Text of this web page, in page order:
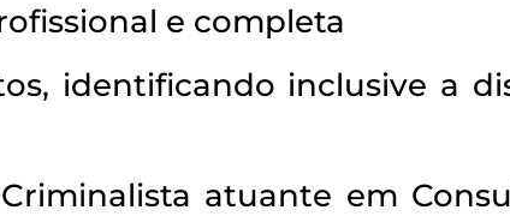
e completa
identificando inclusive a
atuante em